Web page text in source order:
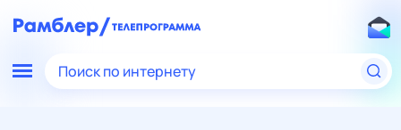
Поиск по интернету